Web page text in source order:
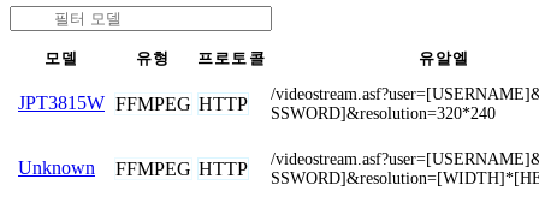
모델 유형 프로토콜 유알엘
JPT3815W FFMPEG HTTP
/
SSWORD]&resolution=320*240
Unknown FFMPEG HTTP
/